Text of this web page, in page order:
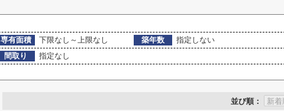
専有面積 下限なし～上限なし 築年数
指定しない
間取り
指定なし
並び順：